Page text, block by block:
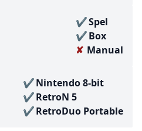
Spel
Box
Manual
Nintendo 8-bit
RetroN 5
RetroDuo Portable